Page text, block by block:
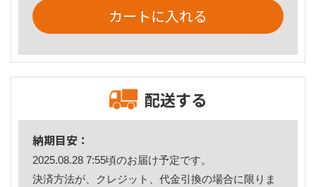
カートに入れる
配送する
納期目安：
2025.08.28 7:55頃のお届け予定です。
決済方法が、クレジット、代金引換の場合に限りま